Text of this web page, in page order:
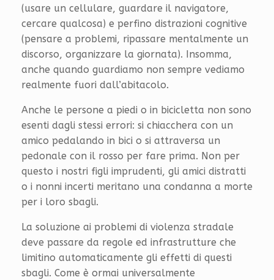
(usare un cellulare, guardare il navigatore,
cercare qualcosa) e perfino distrazioni cognitive
(pensare a problemi, ripassare mentalmente un
discorso, organizzare la giornata). Insomma,
anche quando guardiamo non sempre vediamo
realmente fuori dall’abitacolo.
Anche le persone a piedi o in bicicletta non sono
esenti dagli stessi errori: si chiacchera con un
amico pedalando in bici o si attraversa un
pedonale con il rosso per fare prima. Non per
questo i nostri figli imprudenti, gli amici distratti
o i nonni incerti meritano una condanna a morte
per i loro sbagli.
La soluzione ai problemi di violenza stradale
deve passare da regole ed infrastrutture che
limitino automaticamente gli effetti di questi
sbagli. Come è ormai universalmente